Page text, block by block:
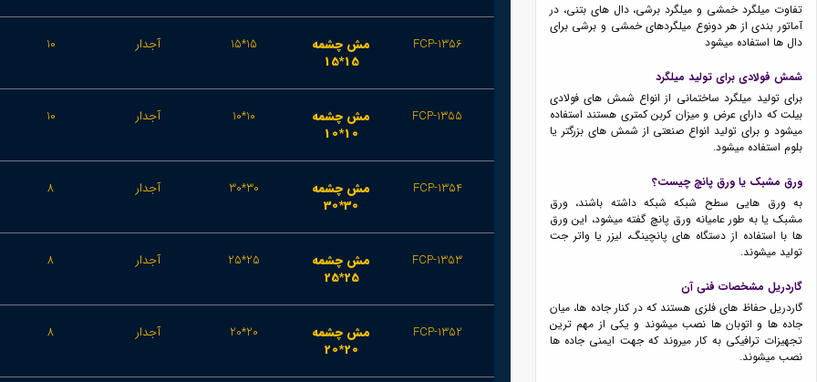
تفاوت میلگرد خمشی و میلگرد برشی، دال های بتنی، در
آماتور بندی از هر دونوع میلگردهای خمشی و برشی برای
دال ها استفاده میشود
شمش فولادی برای تولید میلگرد
برای تولید میلگرد ساختمانی از انواع شمش های فولادی
بیلت که دارای عرض و میزان کربن کمتری هستند استفاده
میشود و برای تولید انواع صنعتی از شمش های بزرگتر یا
بلوم استفاده میشود.
ورق مشبک یا ورق پانچ چیست؟
به ورق هایی سطح شبکه شبکه داشته باشند، ورق
مشبک یا به طور عامیانه ورق پانچ گفته میشود، این ورق
ها با استفاده از دستگاه های پانچینگ، لیزر یا واتر جت
تولید میشوند.
گاردریل مشخصات فنی آن
گاردریل حفاظ های فلزی هستند که در کنار جاده ها، میان
جاده ها و اتوبان ها نصب میشوند و یکی از مهم ترین
تجهیزات ترافیکی به کار میروند که جهت ایمنی جاده ها
نصب میشوند.
FCP-1356
مش چشمه
15*15
15*15 آجدار 10
FCP-1355
مش چشمه
10*10
10*10 آجدار 10
FCP-1354
مش چشمه
30*30
30*30 آجدار 8
FCP-1353
مش چشمه
25*25
25*25 آجدار 8
FCP-1352
مش چشمه
20*20
20*20 آجدار 8